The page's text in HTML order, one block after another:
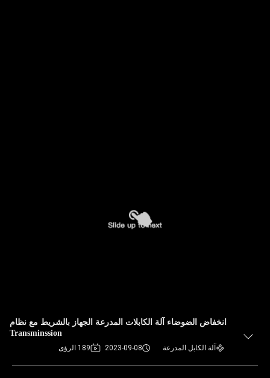
انخفاض الضوضاء آلة الكابلات المدرعة الجهاز بالشريط مع نظام
Transminssion
آلة الكابل المدرعة 2023-09-08 189 الرؤى